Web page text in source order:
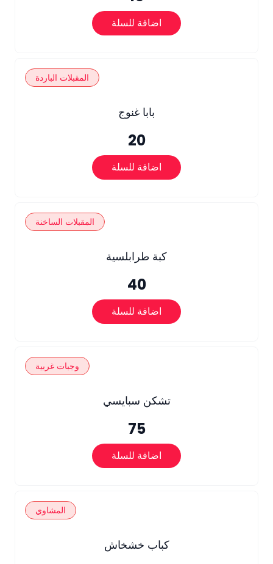
اضافة للسلة
المقبلات الباردة
بابا غنوج
20
اضافة للسلة
المقبلات الساخنة
كبة طرابلسية
40
اضافة للسلة
وجبات غربية
تشكن سبايسي
75
اضافة للسلة
المشاوي
كباب خشخاش